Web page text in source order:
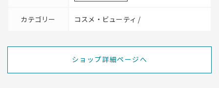
カテゴリー コスメ・ビューティ /
ショップ詳細ページへ